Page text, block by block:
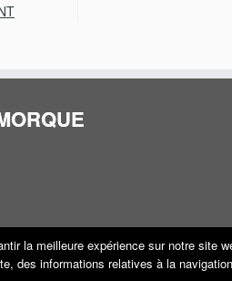
la meilleure expérience sur notre
des informations relatives à la